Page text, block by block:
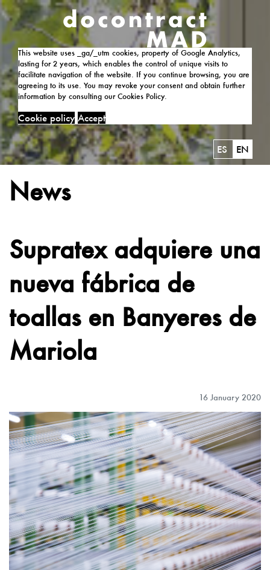
This website uses _ga/_utm cookies, property of Google Analytics,
lasting for 2 years, which enables the control of unique visits to
facilitate navigation of the website. If you continue browsing, you are
agreeing to its use. You may revoke your consent and obtain further
information by consulting our Cookies Policy.
Cookie policy Accept
ES EN
News
Supratex adquiere una
nueva fábrica de
toallas en Banyeres de
Mariola
16 January 2020